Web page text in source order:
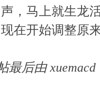
，马上就生龙
在开始调整原
最后由